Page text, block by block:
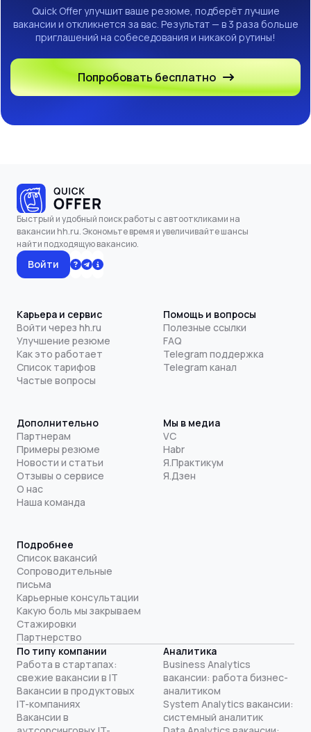
Quick Offer улучшит ваше резюме, подберёт лучшие
вакансии и откликнется за вас. Результат — в 3 раза больше
приглашений на собеседования и никакой рутины!
Попробовать бесплатно
Быстрый и удобный поиск работы с автооткликами на
вакансии hh.ru. Экономьте время и увеличивайте шансы
найти подходящую вакансию.
Войти
Карьера и сервис
Войти через hh.ru
Улучшение резюме
Как это работает
Список тарифов
Частые вопросы
Помощь и вопросы
Полезные ссылки
FAQ
Telegram поддержка
Telegram канал
Дополнительно
Партнерам
Примеры резюме
Новости и статьи
Отзывы о сервисе
О нас
Наша команда
Мы в медиа
VC
Habr
Я.Практикум
Я.Дзен
Подробнее
Список вакансий
Сопроводительные
письма
Карьерные консультации
Какую боль мы закрываем
Стажировки
Партнерство
По типу компании
Работа в стартапах:
свежие вакансии в IT
Вакансии в продуктовых
IT-компаниях
Вакансии в
Аналитика
Business Analytics
вакансии: работа бизнес-
аналитиком
System Analytics вакансии:
системный аналитик